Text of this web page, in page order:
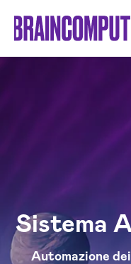
Sistema
Automazione